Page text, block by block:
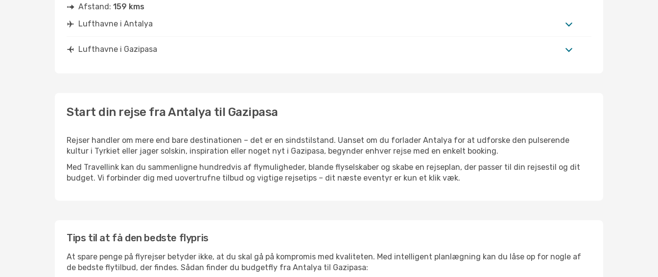
Afstand: 159 kms
Lufthavne i Antalya
Lufthavne i Gazipasa
Start din rejse fra Antalya til Gazipasa
Rejser handler om mere end bare destinationen – det er en sindstilstand. Uanset om du forlader Antalya for at udforske den pulserende
kultur i Tyrkiet eller jager solskin, inspiration eller noget nyt i Gazipasa, begynder enhver rejse med en enkelt booking.
Med Travellink kan du sammenligne hundredvis af flymuligheder, blande flyselskaber og skabe en rejseplan, der passer til din rejsestil og dit
budget. Vi forbinder dig med uovertrufne tilbud og vigtige rejsetips – dit næste eventyr er kun et klik væk.
Tips til at få den bedste flypris
At spare penge på flyrejser betyder ikke, at du skal gå på kompromis med kvaliteten. Med intelligent planlægning kan du låse op for nogle af
de bedste flytilbud, der findes. Sådan finder du budgetfly fra Antalya til Gazipasa: